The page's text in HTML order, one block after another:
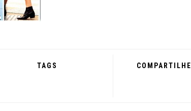
TAGS COMPARTILHE